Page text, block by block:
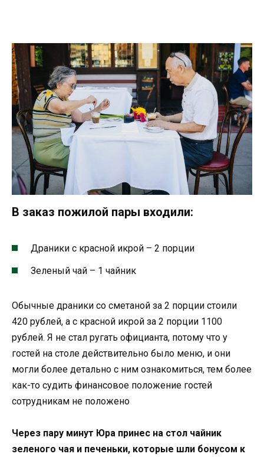
В заказ пожилой пары входили:
Драники с красной икрой – 2 порции
Зеленый чай – 1 чайник
Обычные драники со сметаной за 2 порции стоили
420 рублей, а с красной икрой за 2 порции 1100
рублей. Я не стал ругать официанта, потому что у
гостей на столе действительно было меню, и они
могли более детально с ним ознакомиться, тем более
как-то судить финансовое положение гостей
сотрудникам не положено
Через пару минут Юра принес на стол чайник
зеленого чая и печеньки, которые шли бонусом к